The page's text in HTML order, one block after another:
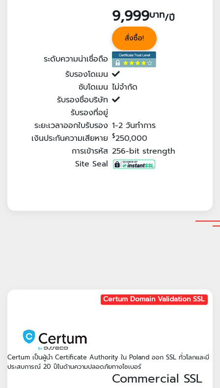
9,999บาท/ปี
สั่งซื้อ!
ระดับความน่าเชื่อถือ
รับรองโดเมน
ซับโดเมน ไม่จำกัด
รับรองชื่อบริษัท
รับรองที่อยู่
ระยะเวลาออกใบรับรอง 1-2 วันทำการ
เงินประกันความเสียหาย $250,000
การเข้ารหัส 256-bit strength
Site Seal
Certum Domain Validation SSL
Certum เป็นผู้นำ Certificate Authority ใน Poland ออก SSL ทั่วโลกและมี
ประสบการณ์ 20 ปีในด้านความปลอดภัยทางไซเบอร์
Commercial SSL